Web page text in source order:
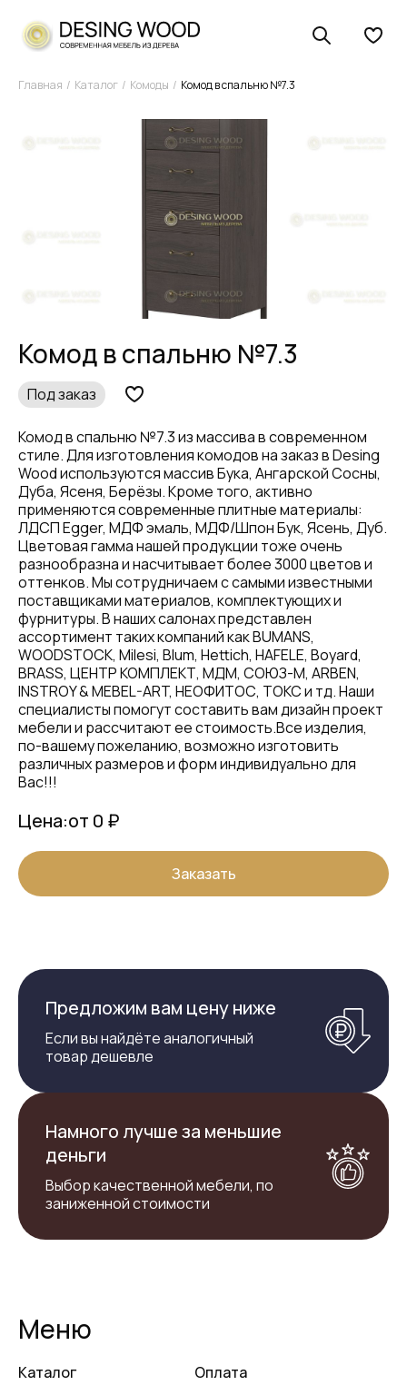
Главная Каталог Комоды Комод в спальню №7.3
Комод в спальню №7.3
Под заказ
Комод в спальню №7.3 из массива в современном
стиле. Для изготовления комодов на заказ в Desing
Wood используются массив Бука, Ангарской Сосны,
Дуба, Ясеня, Берёзы. Кроме того, активно
применяются современные плитные материалы:
ЛДСП Egger, МДФ эмаль, МДФ/Шпон Бук, Ясень, Дуб.
Цветовая гамма нашей продукции тоже очень
разнообразна и насчитывает более 3000 цветов и
оттенков. Мы сотрудничаем с самыми известными
поставщиками материалов, комплектующих и
фурнитуры. В наших салонах представлен
ассортимент таких компаний как BUMANS,
WOODSTOCK, Milesi, Blum, Hettich, HAFELE, Boyard,
BRASS, ЦЕНТР КОМПЛЕКТ, МДМ, СОЮЗ-М, ARBEN,
INSTROY & MEBEL-ART, НЕОФИТОС, ТОКС и тд. Наши
специалисты помогут составить вам дизайн проект
мебели и рассчитают ее стоимость.Все изделия,
по-вашему пожеланию, возможно изготовить
различных размеров и форм индивидуально для
Вас!!!
Цена:от 0 ₽
Заказать
Предложим вам цену ниже
Если вы найдёте аналогичный
товар дешевле
Намного лучше за меньшие
деньги
Выбор качественной мебели, по
заниженной стоимости
Меню
Каталог
Оплата